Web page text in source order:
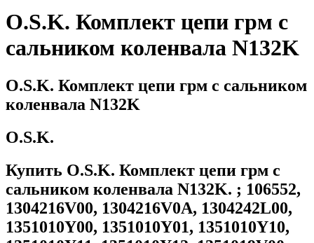
O.S.K. Комплект цепи грм с
сальником коленвала N132K
O.S.K. Комплект цепи грм с сальником
коленвала N132K
O.S.K.
Купить O.S.K. Комплект цепи грм с
сальником коленвала N132K. ; 106552,
1304216V00, 1304216V0A, 1304242L00,
1351010Y00, 1351010Y01, 1351010Y10,